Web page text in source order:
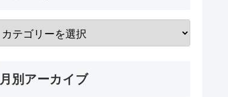
月別アーカイブ